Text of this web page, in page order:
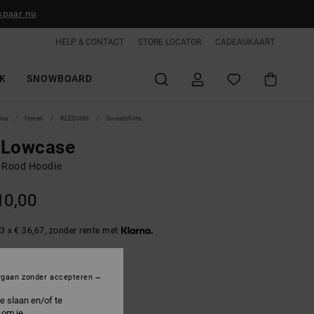
nu
HELP & CONTACT STORE LOCATOR CADEAUKAART
SNOWBOARD
Heren KLEDING Sweatshirts
Rood Hoodie
x € 36,67, zonder rente met
slaan en/of te
zonder accepteren